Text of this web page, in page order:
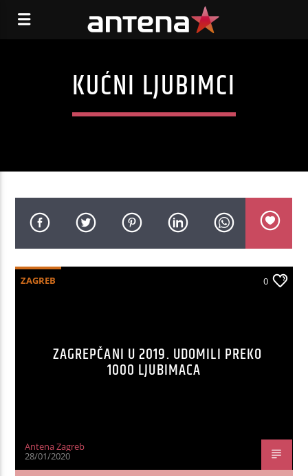
KUĆNI LJUBIMCI
ZAGREB 0
ZAGREPČANI U 2019. UDOMILI PREKO
1000 LJUBIMACA
Antena Zagreb
28/01/2020